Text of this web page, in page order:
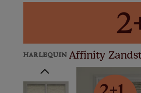
Affinity